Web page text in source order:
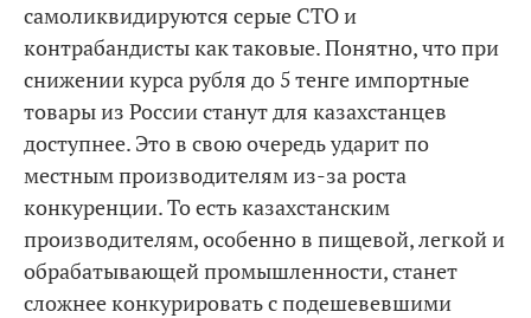
самоликвидируются серые СТО и
контрабандисты как таковые. Понятно, что при
снижении курса рубля до 5 тенге импортные
товары из России станут для казахстанцев
доступнее. Это в свою очередь ударит по
местным производителям из-за роста
конкуренции. То есть казахстанским
производителям, особенно в пищевой, легкой и
обрабатывающей промышленности, станет
сложнее конкурировать с подешевевшими